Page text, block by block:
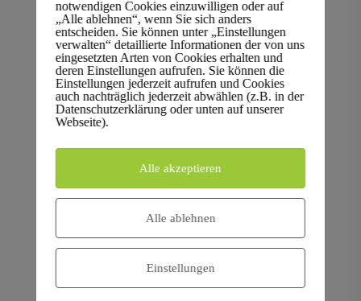
Computerschrott Entsorgung
fachgerechtnachDIN 66399in
Darmstadt
Datenträgervernichtung nach DIN 66399, sichere Abholung
und umweltgerechtes Recycling Ihrer IT-Geräte. Setzen Sie
notwendigen Cookies einzuwilligen oder auf
„Alle ablehnen“, wenn Sie sich anders
entscheiden. Sie können unter „Einstellungen
verwalten“ detaillierte Informationen der von uns
eingesetzten Arten von Cookies erhalten und
deren Einstellungen aufrufen. Sie können die
Einstellungen jederzeit aufrufen und Cookies
auch nachträglich jederzeit abwählen (z.B. in der
Datenschutzerklärung oder unten auf unserer
Webseite).
Alle akzeptieren
Alle ablehnen
Einstellungen